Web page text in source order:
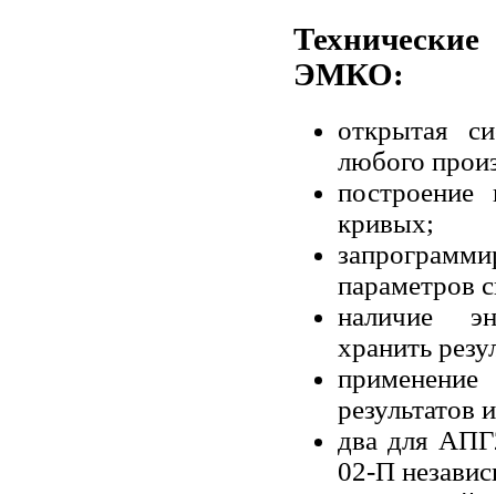
ЭМКО:
открытая
любого
кривых;
параметров
наличие
хранить
результатов
два для
02-П